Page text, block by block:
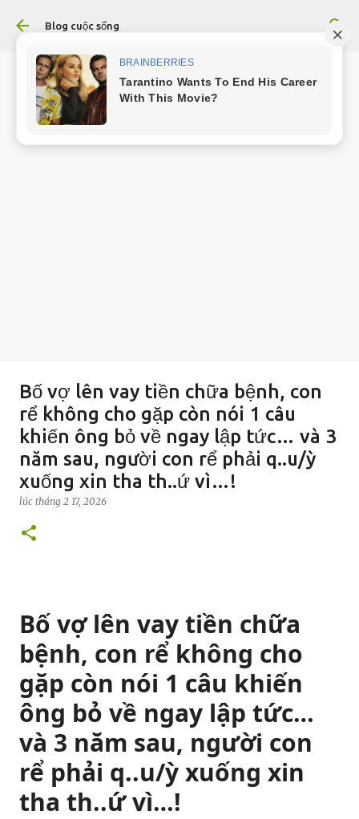
Chuyển đến nội dung chính
Blog cuộc sống
Bố vợ lên vay tiền chữa bệnh, con
rể không cho gặp còn nói 1 câu
khiến ông bỏ về ngay lập tức… và 3
năm sau, người con rể phải q..u/ỳ
xuống xin tha th..ứ vì…!
lúc tháng 2 17, 2026
Bố vợ lên vay tiền chữa
bệnh, con rể không cho
gặp còn nói 1 câu khiến
ông bỏ về ngay lập tức…
và 3 năm sau, người con
rể phải q..u/ỳ xuống xin
tha th..ứ vì…!